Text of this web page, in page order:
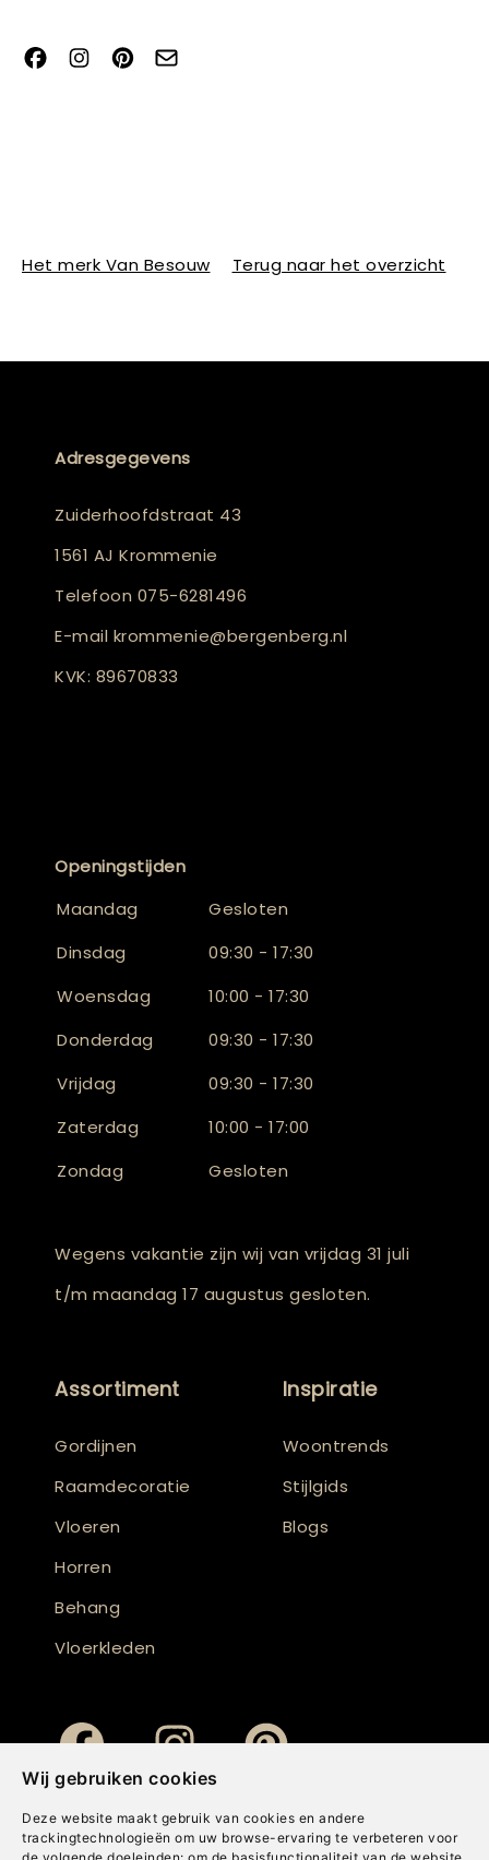
Wij gebruiken cookies
Deze website maakt gebruik van cookies en andere
trackingtechnologieën om uw browse-ervaring te verbeteren voor
Het merk Van Besouw Terug naar het overzicht
Adresgegevens
Zuiderhoofdstraat 43
1561 AJ Krommenie
Telefoon 075-6281496
E-mail krommenie@bergenberg.nl
KVK: 89670833
Openingstijden
Maandag
Gesloten
Dinsdag
09:30 - 17:30
Woensdag
10:00 - 17:30
Donderdag
09:30 - 17:30
Vrijdag
09:30 - 17:30
Zaterdag
10:00 - 17:00
Zondag
Gesloten
Wegens vakantie zijn wij van vrijdag 31 juli
t/m maandag 17 augustus gesloten.
Assortiment
Gordijnen
Raamdecoratie
Vloeren
Horren
Behang
Vloerkleden
Inspiratie
Woontrends
Stijlgids
Blogs